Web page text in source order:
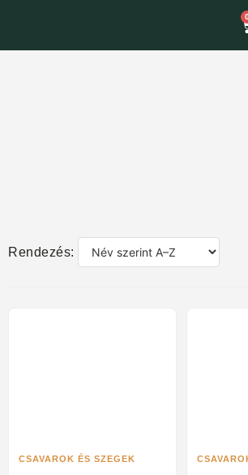
0
Rendezés:
CSAVAROK ÉS SZEGEK